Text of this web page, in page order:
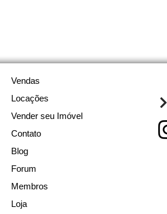
Vendas
Locações
Vender seu Imóvel
Contato
Blog
Forum
Membros
Loja